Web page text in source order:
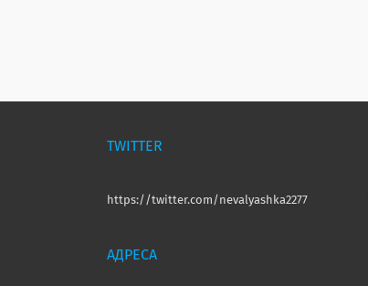
TWITTER
https://twitter.com/nevalyashka2277